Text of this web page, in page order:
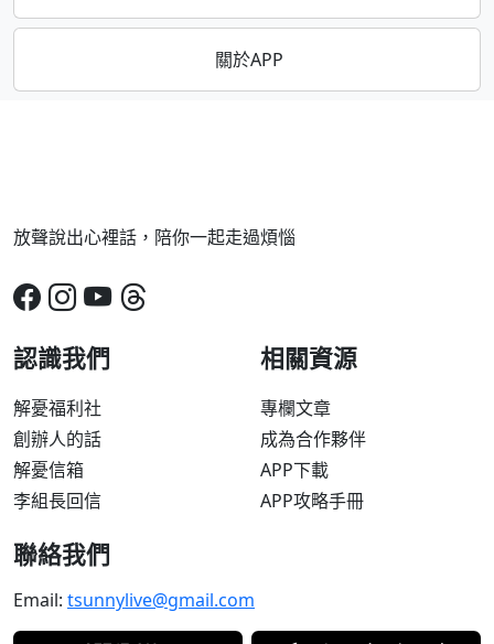
關於APP
放聲說出心裡話，陪你一起走過煩惱
認識我們
解憂福利社
創辦人的話
解憂信箱
李組長回信
相關資源
專欄文章
成為合作夥伴
APP下載
APP攻略手冊
聯絡我們
Email: tsunnylive@gmail.com